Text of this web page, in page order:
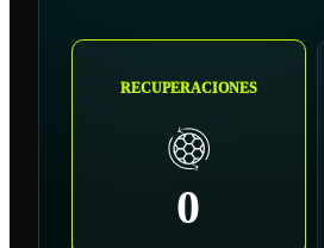
RECUPERACIONES
0